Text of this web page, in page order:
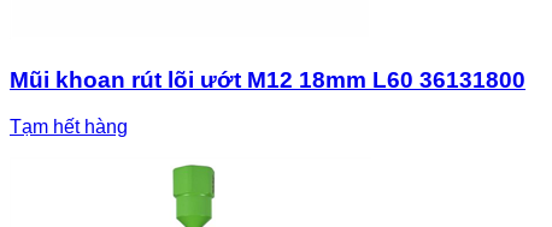
Mũi khoan rút lõi ướt M12 18mm L60 36131800
Tạm hết hàng